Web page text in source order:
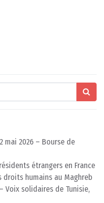
mai 2026 – Bourse de
étrangers en France
humains au Maghreb
Voix solidaires de Tunisie,